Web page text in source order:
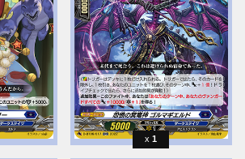
1